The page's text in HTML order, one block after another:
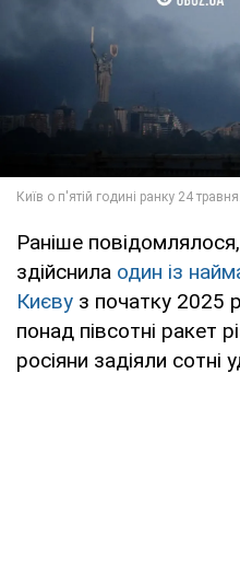
Раніше
здійснила один із
Києву з початку 2025
понад півсотні ракет
росіяни задіяли сотні